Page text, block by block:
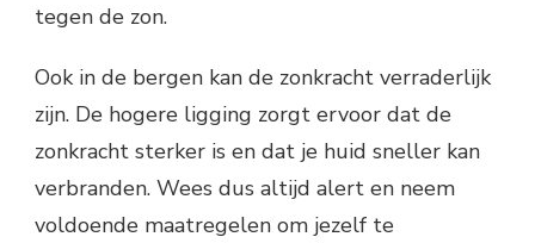
tegen de zon.
Ook in de bergen kan de zonkracht verraderlijk
zijn. De hogere ligging zorgt ervoor dat de
zonkracht sterker is en dat je huid sneller kan
verbranden. Wees dus altijd alert en neem
voldoende maatregelen om jezelf te